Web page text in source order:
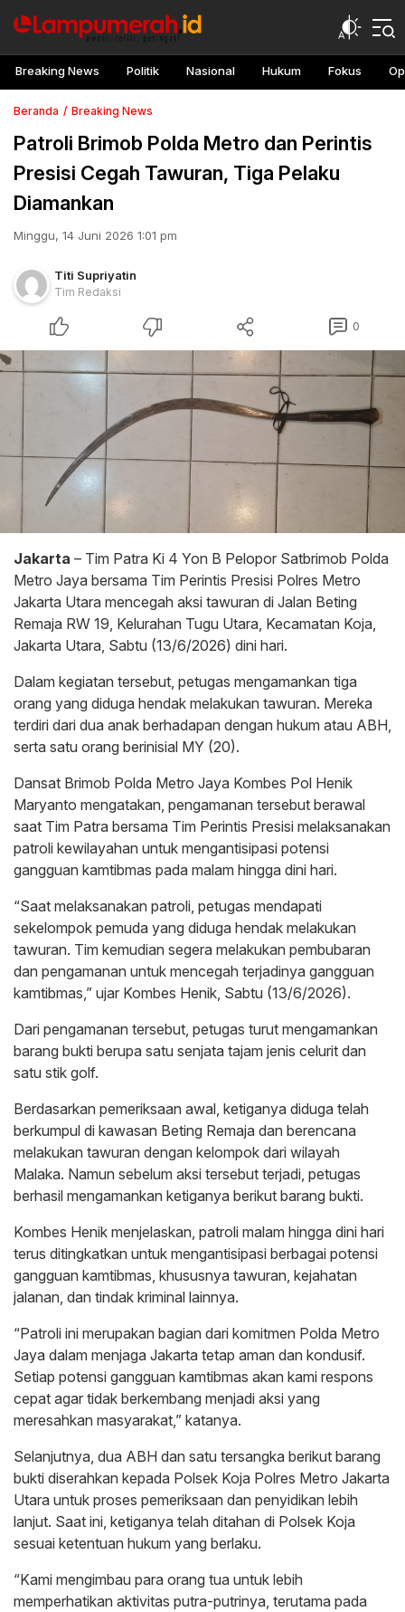
Breaking News Politik Nasional Hukum Fokus
Beranda Breaking News
Patroli Brimob Polda Metro dan Perintis
Presisi Cegah Tawuran, Tiga Pelaku
Diamankan
Minggu, 14 Juni 2026 1:01 pm
Titi Supriyatin
Tim Redaksi
0
Jakarta – Tim Patra Ki 4 Yon B Pelopor Satbrimob Polda
Metro Jaya bersama Tim Perintis Presisi Polres Metro
Jakarta Utara mencegah aksi tawuran di Jalan Beting
Remaja RW 19, Kelurahan Tugu Utara, Kecamatan Koja,
Jakarta Utara, Sabtu (13/6/2026) dini hari.
Dalam kegiatan tersebut, petugas mengamankan tiga
orang yang diduga hendak melakukan tawuran. Mereka
terdiri dari dua anak berhadapan dengan hukum atau ABH,
serta satu orang berinisial MY (20).
Dansat Brimob Polda Metro Jaya Kombes Pol Henik
Maryanto mengatakan, pengamanan tersebut berawal
saat Tim Patra bersama Tim Perintis Presisi melaksanakan
patroli kewilayahan untuk mengantisipasi potensi
gangguan kamtibmas pada malam hingga dini hari.
“Saat melaksanakan patroli, petugas mendapati
sekelompok pemuda yang diduga hendak melakukan
tawuran. Tim kemudian segera melakukan pembubaran
dan pengamanan untuk mencegah terjadinya gangguan
kamtibmas,” ujar Kombes Henik, Sabtu (13/6/2026).
Dari pengamanan tersebut, petugas turut mengamankan
barang bukti berupa satu senjata tajam jenis celurit dan
satu stik golf.
Berdasarkan pemeriksaan awal, ketiganya diduga telah
berkumpul di kawasan Beting Remaja dan berencana
melakukan tawuran dengan kelompok dari wilayah
Malaka. Namun sebelum aksi tersebut terjadi, petugas
berhasil mengamankan ketiganya berikut barang bukti.
Kombes Henik menjelaskan, patroli malam hingga dini hari
terus ditingkatkan untuk mengantisipasi berbagai potensi
gangguan kamtibmas, khususnya tawuran, kejahatan
jalanan, dan tindak kriminal lainnya.
“Patroli ini merupakan bagian dari komitmen Polda Metro
Jaya dalam menjaga Jakarta tetap aman dan kondusif.
Setiap potensi gangguan kamtibmas akan kami respons
cepat agar tidak berkembang menjadi aksi yang
meresahkan masyarakat,” katanya.
Selanjutnya, dua ABH dan satu tersangka berikut barang
bukti diserahkan kepada Polsek Koja Polres Metro Jakarta
Utara untuk proses pemeriksaan dan penyidikan lebih
lanjut. Saat ini, ketiganya telah ditahan di Polsek Koja
sesuai ketentuan hukum yang berlaku.
“Kami mengimbau para orang tua untuk lebih
memperhatikan aktivitas putra-putrinya, terutama pada